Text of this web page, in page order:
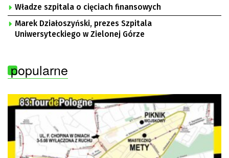
Władze szpitala o cięciach finansowych
Marek Działoszyński, prezes Szpitala
Uniwersyteckiego w Zielonej Górze
popularne